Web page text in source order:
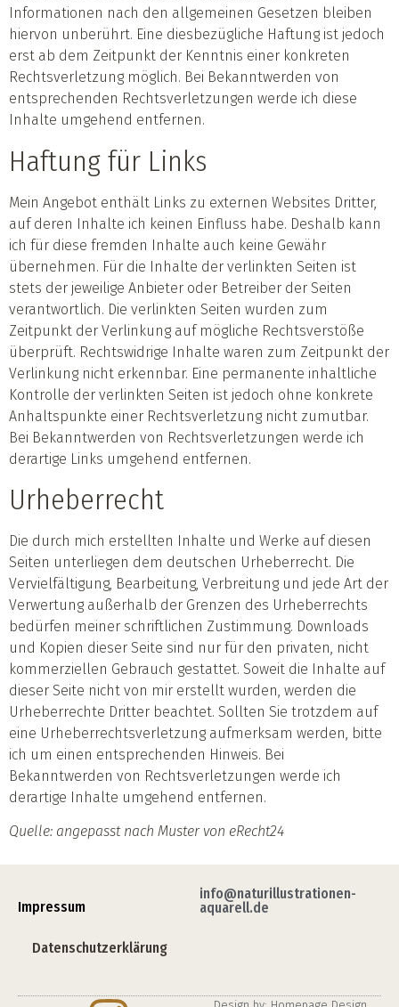
Informationen nach den allgemeinen Gesetzen bleiben
hiervon unberührt. Eine diesbezügliche Haftung ist jedoch
erst ab dem Zeitpunkt der Kenntnis einer konkreten
Rechtsverletzung möglich. Bei Bekanntwerden von
entsprechenden Rechtsverletzungen werde ich diese
Inhalte umgehend entfernen.
Haftung für Links
Mein Angebot enthält Links zu externen Websites Dritter,
auf deren Inhalte ich keinen Einfluss habe. Deshalb kann
ich für diese fremden Inhalte auch keine Gewähr
übernehmen. Für die Inhalte der verlinkten Seiten ist
stets der jeweilige Anbieter oder Betreiber der Seiten
verantwortlich. Die verlinkten Seiten wurden zum
Zeitpunkt der Verlinkung auf mögliche Rechtsverstöße
überprüft. Rechtswidrige Inhalte waren zum Zeitpunkt der
Verlinkung nicht erkennbar. Eine permanente inhaltliche
Kontrolle der verlinkten Seiten ist jedoch ohne konkrete
Anhaltspunkte einer Rechtsverletzung nicht zumutbar.
Bei Bekanntwerden von Rechtsverletzungen werde ich
derartige Links umgehend entfernen.
Urheberrecht
Die durch mich erstellten Inhalte und Werke auf diesen
Seiten unterliegen dem deutschen Urheberrecht. Die
Vervielfältigung, Bearbeitung, Verbreitung und jede Art der
Verwertung außerhalb der Grenzen des Urheberrechts
bedürfen meiner schriftlichen Zustimmung. Downloads
und Kopien dieser Seite sind nur für den privaten, nicht
kommerziellen Gebrauch gestattet. Soweit die Inhalte auf
dieser Seite nicht von mir erstellt wurden, werden die
Urheberrechte Dritter beachtet. Sollten Sie trotzdem auf
eine Urheberrechtsverletzung aufmerksam werden, bitte
ich um einen entsprechenden Hinweis. Bei
Bekanntwerden von Rechtsverletzungen werde ich
derartige Inhalte umgehend entfernen.
Quelle: angepasst nach Muster von eRecht24
Impressum
Datenschutzerklärung
info@naturillustrationen-
aquarell.de